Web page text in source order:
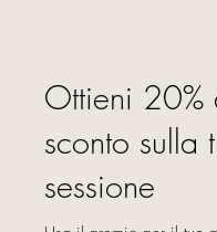
Ottieni 20%
sconto sulla
sessione